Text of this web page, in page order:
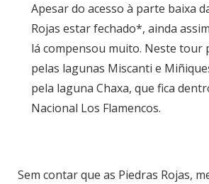
Apesar do acesso à parte baixa
Rojas estar fechado*, ainda
lá compensou muito. Neste tour
pelas lagunas Miscanti e
pela laguna Chaxa, que fica
Nacional Los Flamencos.
Sem contar que as Piedras Rojas,